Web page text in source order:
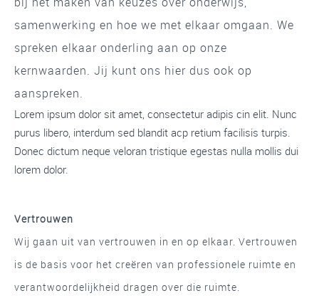
samenwerking en hoe we met elkaar omgaan. We
spreken elkaar onderling aan op onze
kernwaarden. Jij kunt ons hier dus ook op
aanspreken.
Lorem ipsum dolor sit amet, consectetur adipis cin elit. Nunc
purus libero, interdum sed blandit acp retium facilisis turpis.
Donec dictum neque veloran tristique egestas nulla mollis dui
lorem dolor.
Vertrouwen
Wij gaan uit van vertrouwen in en op elkaar. Vertrouwen
is de basis voor het creëren van professionele ruimte en
verantwoordelijkheid dragen over die ruimte.